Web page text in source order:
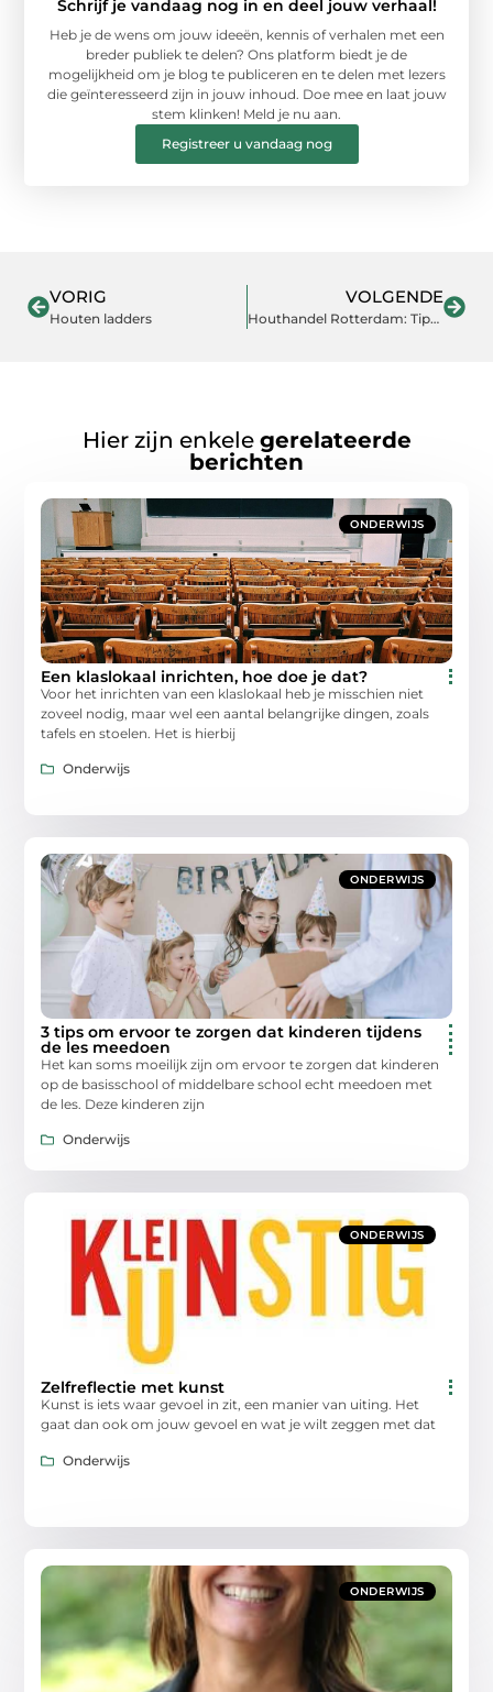
Schrijf je vandaag nog in en deel jouw verhaal!
Heb je de wens om jouw ideeën, kennis of verhalen met een
breder publiek te delen? Ons platform biedt je de
mogelijkheid om je blog te publiceren en te delen met lezers
die geïnteresseerd zijn in jouw inhoud. Doe mee en laat jouw
stem klinken! Meld je nu aan.
Registreer u vandaag nog
VORIG
Houten ladders
VOLGENDE
Houthandel Rotterdam: Tips om te Weten en Vragen te Beantwoorden!
Hier zijn enkele gerelateerde
berichten
ONDERWIJS
Een klaslokaal inrichten, hoe doe je dat?
Voor het inrichten van een klaslokaal heb je misschien niet
zoveel nodig, maar wel een aantal belangrijke dingen, zoals
tafels en stoelen. Het is hierbij
Onderwijs
ONDERWIJS
3 tips om ervoor te zorgen dat kinderen tijdens
de les meedoen
Het kan soms moeilijk zijn om ervoor te zorgen dat kinderen
op de basisschool of middelbare school echt meedoen met
de les. Deze kinderen zijn
Onderwijs
ONDERWIJS
Zelfreflectie met kunst
Kunst is iets waar gevoel in zit, een manier van uiting. Het
gaat dan ook om jouw gevoel en wat je wilt zeggen met dat
Onderwijs
ONDERWIJS